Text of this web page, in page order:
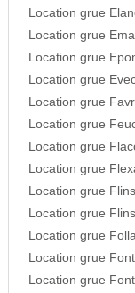
Location grue
Location grue
Location grue
Location grue
Location grue
Location grue
Location grue
Location grue
Location grue
Location grue
Location grue
Location grue
Location grue